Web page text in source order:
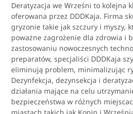
Deratyzacja we Wrześni to kolejna
oferowana przez DDDKaja. Firma
gryzonie takie jak szczury i myszy,
poważne zagrożenie dla zdrowia i
zastosowaniu nowoczesnych
preparatów, specjaliści DDDKaja
eliminują problem, minimalizując
Dezynfekcja, dezynsekcja i
działania mające na celu
bezpieczeństwa w różnych